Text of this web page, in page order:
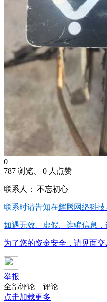
0
787 浏览、 0 人点赞
联系人：:不忘初心
联系时请告知在辉腾网络科技
如遇无效、虚假、诈骗信息，
为了您的资金安全，请见面
举报
全部评论
评论
点击加载更多